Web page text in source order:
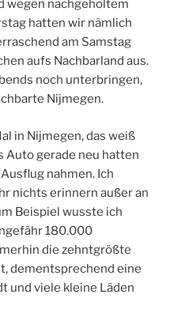
wegen nachgeholtem
hatten wir nämlich
am Samstag
aufs Nachbarland aus.
noch unterbringen,
Nijmegen.
in Nijmegen, das weiß
Auto gerade neu hatten
nahmen. Ich
nichts erinnern außer an
Beispiel wusste ich
180.000
die zehntgrößte
dementsprechend eine
und viele kleine Läden